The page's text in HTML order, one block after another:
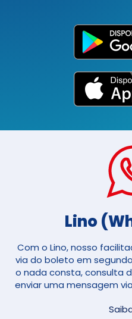
Lino
Com o Lino, nosso
via do boleto em
o nada consta, consulta
enviar uma mensagem